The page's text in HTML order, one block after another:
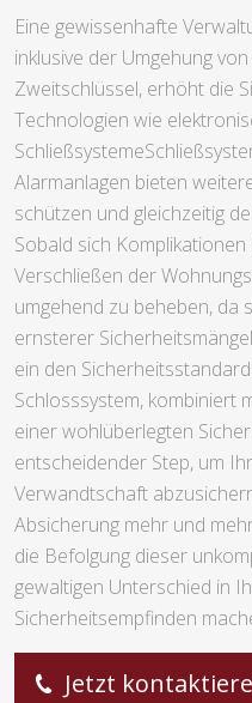
Eine gewissenhafte
inklusive der Umgehung
Zweitschlüssel, erhöht die
Technologien wie
Alarmanlagen bieten
schützen und gleichzeitig
Sobald sich
Verschließen der
umgehend zu beheben, da
ernsterer
ein den
Schlosssystem, kombiniert
einer wohlüberlegten
entscheidender Step, um
Verwandtschaft
Absicherung mehr und
die Befolgung dieser
gewaltigen Unterschied in
Sicherheitsempfinden
Jetzt